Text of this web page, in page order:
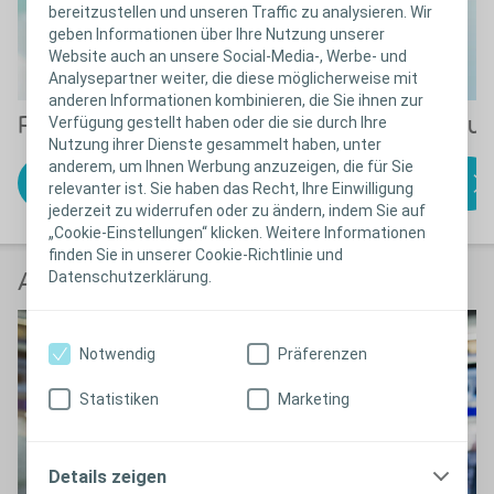
bereitzustellen und unseren Traffic zu analysieren. Wir
geben Informationen über Ihre Nutzung unserer
Website auch an unsere Social-Media-, Werbe- und
Analysepartner weiter, die diese möglicherweise mit
anderen Informationen kombinieren, die Sie ihnen zur
Verfügung gestellt haben oder die sie durch Ihre
Nutzung ihrer Dienste gesammelt haben, unter
anderem, um Ihnen Werbung anzuzeigen, die für Sie
relevanter ist. Sie haben das Recht, Ihre Einwilligung
jederzeit zu widerrufen oder zu ändern, indem Sie auf
„Cookie-Einstellungen“ klicken. Weitere Informationen
finden Sie in unserer Cookie-Richtlinie und
Datenschutzerklärung.
Notwendig Präferenzen
Statistiken Marketing
Details zeigen
Produktlösungen
Finden Sie das
passende Produkt
zu den
Anwendungsanleitungen
Anwender berichten